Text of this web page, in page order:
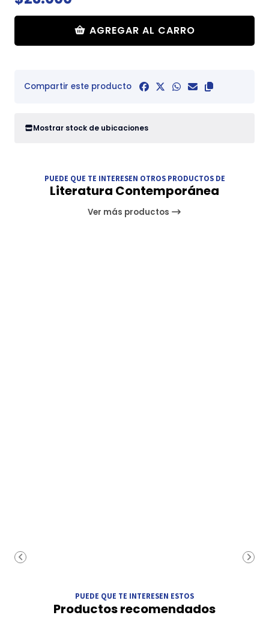
AGREGAR AL CARRO
Compartir este producto
Mostrar stock de ubicaciones
PUEDE QUE TE INTERESEN OTROS PRODUCTOS DE
Literatura Contemporánea
Ver más productos
PUEDE QUE TE INTERESEN ESTOS
Productos recomendados